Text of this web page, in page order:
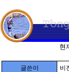
현
글쓴이